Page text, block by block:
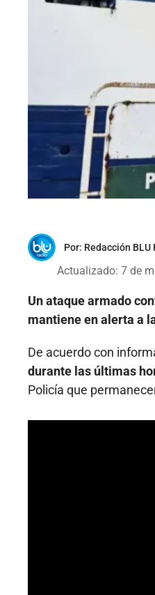
Por: Redacción BLU
Actualizado: 7 de
Un ataque armado
mantiene en alerta a
De acuerdo con
durante las últimas
Policía que